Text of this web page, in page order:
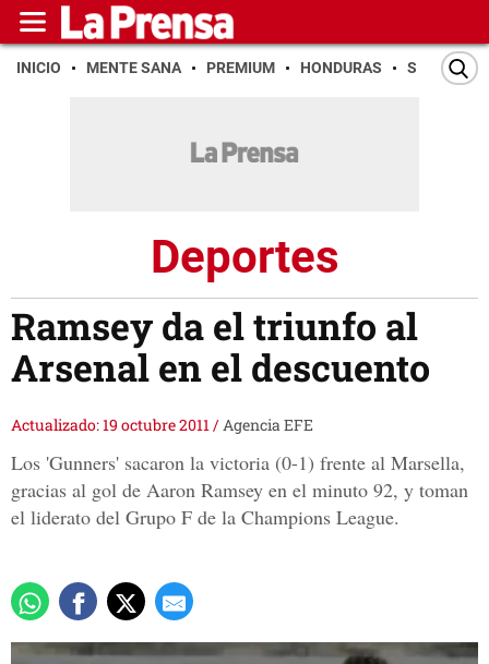
INICIO MENTE SANA PREMIUM HONDURAS SAN PEDRO
Deportes
Ramsey da el triunfo al
Arsenal en el descuento
Actualizado: 19 octubre 2011/Agencia EFE
Los 'Gunners' sacaron la victoria (0-1) frente al Marsella,
gracias al gol de Aaron Ramsey en el minuto 92, y toman
el liderato del Grupo F de la Champions League.